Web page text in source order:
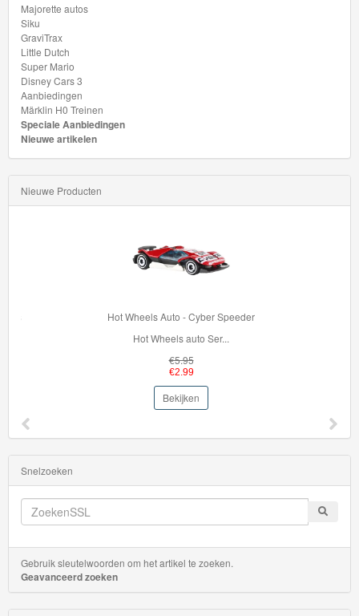
Thomas
Trackmaster
motorized
Thomas
Trackmaster
Push
Along
Thomas
Trein
Accessoires
Thomas
de
Trein
Minis
Houten
Speelgoed
Majorette autos
Siku
GraviTrax
Little Dutch
Super Mario
Disney Cars 3
Aanbiedingen
Märklin H0 Treinen
Speciale Aanbiedingen
Nieuwe artikelen
Nieuwe Producten
Hot Wheels Auto - Cyber Speeder
Hot Wheels auto Ser...
€5.95
€2.99
Bekijken
Snelzoeken
Gebruik sleutelwoorden om het artikel te zoeken.
Geavanceerd zoeken